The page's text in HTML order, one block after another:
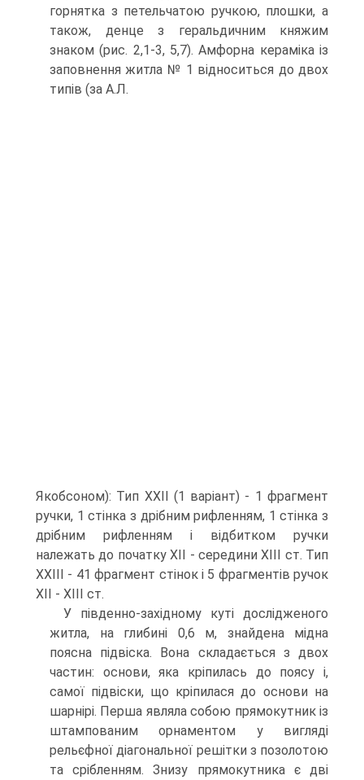
горнятка з петельчатою ручкою, плошки, а
також, денце з геральдичним княжим
знаком (рис. 2,1-3, 5,7). Амфорна кераміка із
заповнення житла № 1 відноситься до двох
типів (за А.Л.
Якобсоном): Тип ХХІІ (1 варіант) - 1 фрагмент
ручки, 1 стінка з дрібним рифленням, 1 стінка з
дрібним рифленням і відбитком ручки
належать до початку ХІІ - середини ХІІІ ст. Тип
ХХІІІ - 41 фрагмент стінок і 5 фрагментів ручок
ХІІ - ХІІІ ст.
У південно-західному куті дослідженого
житла, на глибині 0,6 м, знайдена мідна
поясна підвіска. Вона складається з двох
частин: основи, яка кріпилась до поясу і,
самої підвіски, що кріпилася до основи на
шарнірі. Перша являла собою прямокутник із
штампованим орнаментом у вигляді
рельєфної діагональної решітки з позолотою
та срібленням. Знизу прямокутника є дві